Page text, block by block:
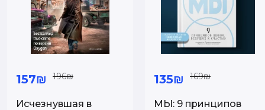
157₪ 196₪
Исчезнувшая в
135₪ 169₪
МЫ: 9 принципов